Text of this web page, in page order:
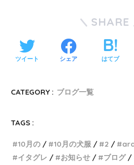
SHARE
ツイート シェア はてブ
CATEGORY : ブログ一覧
TAGS :
10月の 10月の犬服 2
イタグレ
お知らせ ブログ